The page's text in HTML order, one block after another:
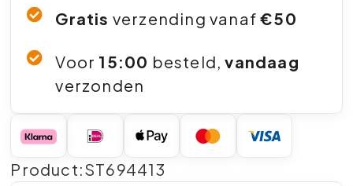
Gratis verzending vanaf€50
Voor 15:00 besteld,vandaag
verzonden
Product:ST694413